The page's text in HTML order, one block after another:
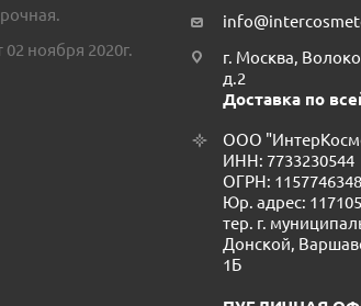
ноября 2020г.
г. Москва,
д.2
Доставка по
ООО
ИНН: 7733230544
ОГРН:
Юр. адрес:
тер. г.
Донской,
1Б